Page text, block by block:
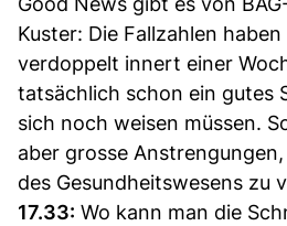
Kuster: Die Fallzahlen
verdoppelt innert einer
tatsächlich schon ein gutes
sich noch weisen müssen.
aber grosse
des Gesundheitswesens zu
17.33: Wo kann man die